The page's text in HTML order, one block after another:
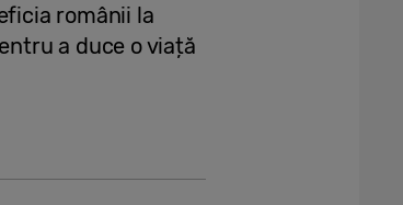
românii la
a duce o viață